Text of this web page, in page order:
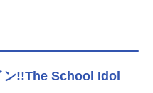
ン!!The School Idol